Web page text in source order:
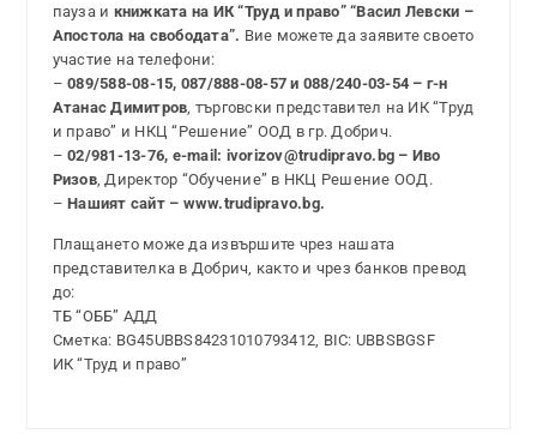
пауза и книжката на ИК “Труд и право” “Васил Левски –
Апостола на свободата”. Вие можете да заявите своето
участие на телефони:
–089/588-08-15, 087/888-08-57 и 088/240-03-54 – г-н
Атанас Димитров , търговски представител на ИК “Труд
и право” и НКЦ “Решение” ООД в гр. Добрич.
–02/981-13-76, e-mail: ivorizov@trudipravo.bg – Иво
Ризов, Директор “Обучение” в НКЦ Решение ООД.
–Нашият сайт – www.trudipravo.bg.
Плащането може да извършите чрез нашата
представителка в Добрич, както и чрез банков превод
до:
ТБ “ОББ” АДД
Сметка: BG45UBBS84231010793412, BIC: UBBSBGSF
ИК “Труд и право”